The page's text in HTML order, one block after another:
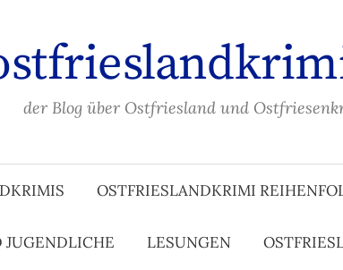
der Blog über Ostfriesland und
OSTFRIESLANDKRIMI
JUGENDLICHE LESUNGEN